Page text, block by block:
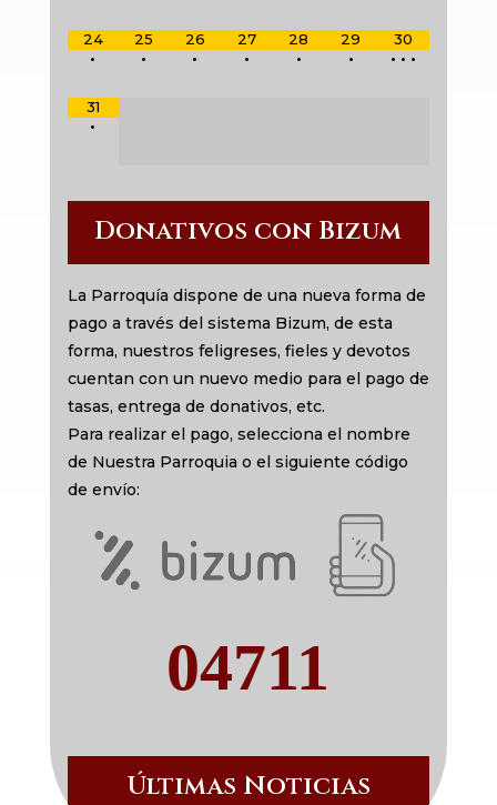
24
•
25
•
26
•
27
•
28
•
29
•
30
• • •
31
•
Donativos con Bizum
La Parroquía dispone de una nueva forma de
pago a través del sistema Bizum, de esta
forma, nuestros feligreses, fieles y devotos
cuentan con un nuevo medio para el pago de
tasas, entrega de donativos, etc.
Para realizar el pago, selecciona el nombre
de Nuestra Parroquia o el siguiente código
de envío:
04711
Últimas Noticias